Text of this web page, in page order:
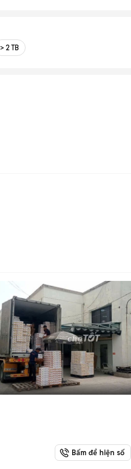
> 2 TB
Bấm để hiện số